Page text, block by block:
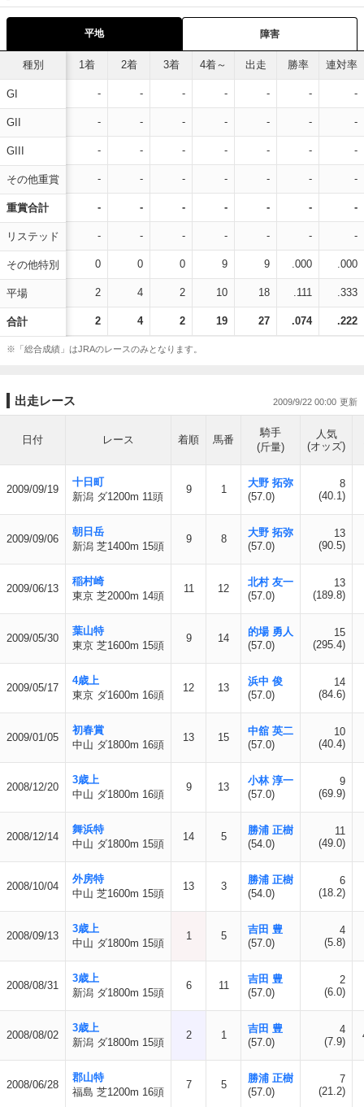
平地 障害
種別
GI
GII
GIII
その他重賞
重賞合計
リステッド
その他特別
平場
合計
1着 2着 3着 4着～ 出走 勝率 連対率
- - - - - - -
- - - - - - -
- - - - - - -
- - - - - - -
- - - - - - -
- - - - - - -
0 0 0 9 9 .000 .000
2 4 2 10 18 .111 .333
2 4 2 19 27 .074 .222
※「総合成績」はJRAのレースのみとなります。
出走レース 2009/9/22 00:00
日付 レース 着順 馬番
騎手
(斤量)
人気
(オッズ)
2009/09/19
十日町
新潟 ダ1200m 11頭
9 1
大野 拓弥
(57.0)
8
(40.1)
2009/09/06
朝日岳
新潟 芝1400m 15頭
9 8
大野 拓弥
(57.0)
13
(90.5)
2009/06/13
稲村崎
東京 芝2000m 14頭
11 12
北村 友一
(57.0)
13
(189.8)
2009/05/30
葉山特
東京 芝1600m 15頭
9 14
的場 勇人
(57.0)
15
(295.4)
2009/05/17
4歳上
東京 ダ1600m 16頭
12 13
浜中 俊
(57.0)
14
(84.6)
2009/01/05
初春賞
中山 ダ1800m 16頭
13 15
中舘 英二
(57.0)
10
(40.4)
2008/12/20
3歳上
中山 ダ1800m 16頭
9 13
小林 淳一
(57.0)
9
(69.9)
2008/12/14
舞浜特
中山 ダ1800m 15頭
14 5
勝浦 正樹
(54.0)
11
(49.0)
2008/10/04
外房特
中山 芝1600m 15頭
13 3
勝浦 正樹
(54.0)
6
(18.2)
2008/09/13
3歳上
中山 ダ1800m 15頭
1 5
吉田 豊
(57.0)
4
(5.8)
2008/08/31
3歳上
新潟 ダ1800m 15頭
6 11
吉田 豊
(57.0)
2
(6.0)
2008/08/02
3歳上
新潟 ダ1800m 15頭
2 1
吉田 豊
(57.0)
4
(7.9)
2008/06/28
郡山特
福島 芝1200m 16頭
7 5
勝浦 正樹
(57.0)
7
(21.2)